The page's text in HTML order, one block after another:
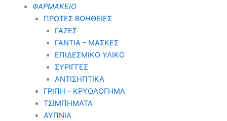
ΦΑΡΜΑΚΕΙΟ
ΠΡΩΤΕΣ ΒΟΗΘΕΙΕΣ
ΓΑΖΕΣ
ΓΑΝΤΙΑ – ΜΑΣΚΕΣ
ΕΠΙΔΕΣΜΙΚΟ ΥΛΙΚΟ
ΣΥΡΙΓΓΕΣ
ΑΝΤΙΣΗΠΤΙΚΑ
ΓΡΙΠΗ – ΚΡΥΟΛΟΓΗΜΑ
ΤΣΙΜΠΗΜΑΤΑ
ΑΥΠΝΙΑ